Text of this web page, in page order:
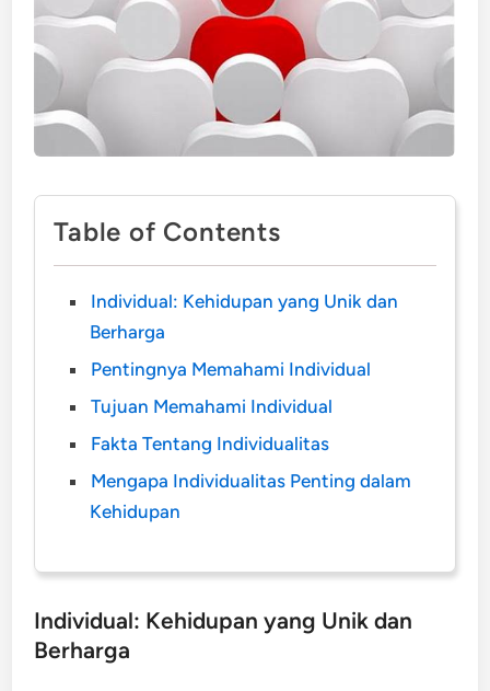
Table of Contents
Individual: Kehidupan yang Unik dan
Berharga
Pentingnya Memahami Individual
Tujuan Memahami Individual
Fakta Tentang Individualitas
Mengapa Individualitas Penting dalam
Kehidupan
Individual: Kehidupan yang Unik dan
Berharga